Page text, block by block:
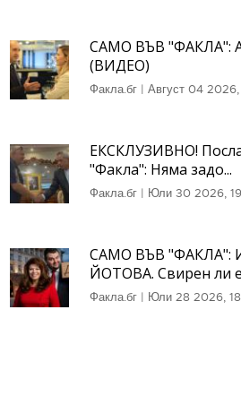
САМО ВЪВ "ФАКЛА":
(ВИДЕО)
Факла.бг | Август 04 2026,
ЕКСКЛУЗИВНО!
"Факла": Няма задо...
Факла.бг | Юли 30 2026,
САМО ВЪВ "ФАКЛА":
ЙОТОВА. Свирен ли
Факла.бг | Юли 28 2026,